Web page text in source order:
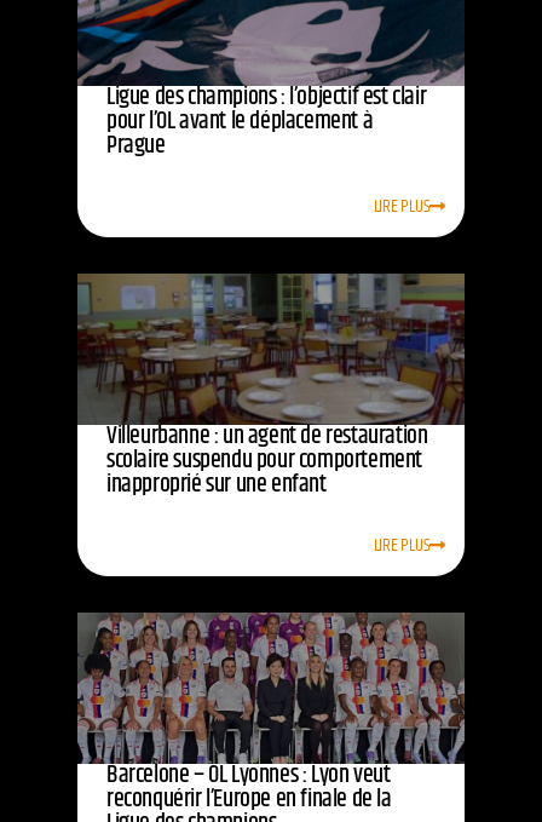
Ligue des champions : l’objectif est clair
pour l’OL avant le déplacement à
Prague
LIRE PLUS
Villeurbanne : un agent de restauration
scolaire suspendu pour comportement
inapproprié sur une enfant
LIRE PLUS
Barcelone – OL Lyonnes : Lyon veut
reconquérir l’Europe en finale de la